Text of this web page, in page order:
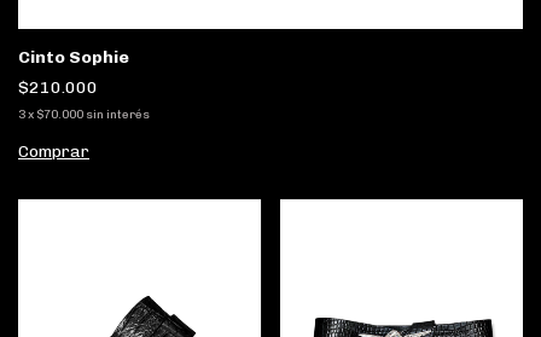
Cinto Sophie
$210.000
3x $70.000 sin interés
Comprar